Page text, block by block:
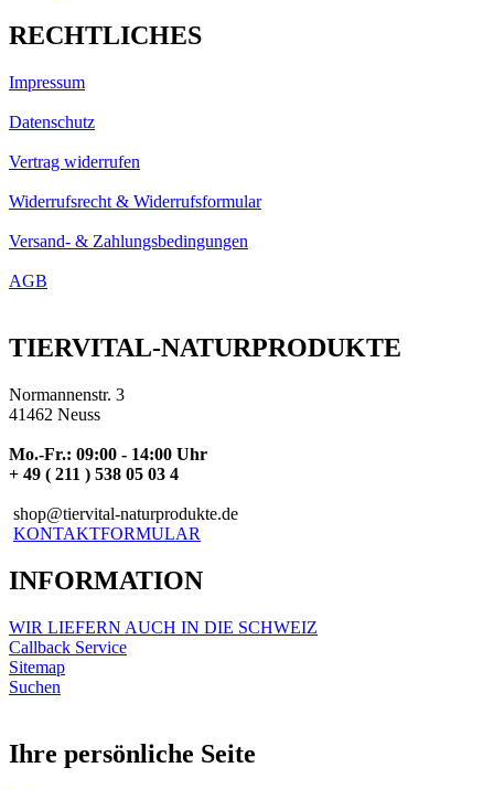
RECHTLICHES
Impressum
Datenschutz
Vertrag widerrufen
Widerrufsrecht & Widerrufsformular
Versand- & Zahlungsbedingungen
AGB
TIERVITAL-NATURPRODUKTE
Normannenstr. 3
41462 Neuss
Mo.-Fr.: 09:00 - 14:00 Uhr
+ 49 ( 211 ) 538 05 03 4
shop@tiervital-naturprodukte.de
KONTAKTFORMULAR
INFORMATION
WIR LIEFERN AUCH IN DIE SCHWEIZ
Callback Service
Sitemap
Suchen
Ihre persönliche Seite